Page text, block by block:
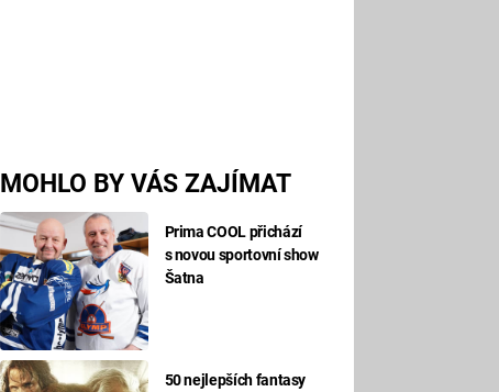
MOHLO BY VÁS ZAJÍMAT
Prima COOL přichází
s novou sportovní show
Šatna
50 nejlepších fantasy